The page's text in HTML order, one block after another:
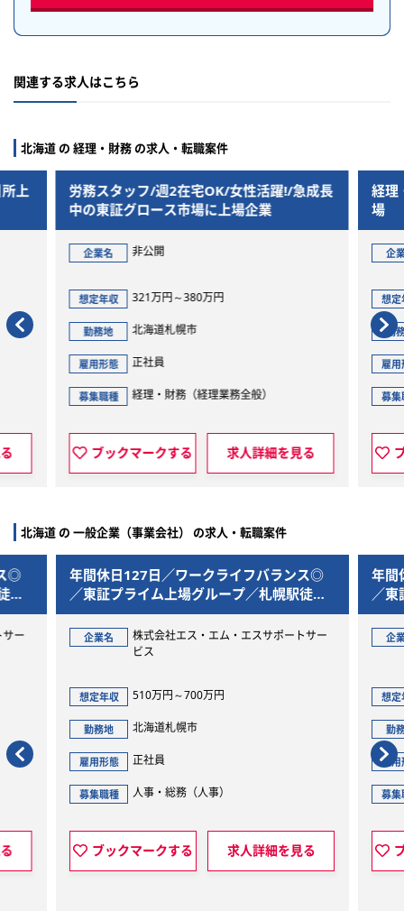
関連する求人はこちら
北海道 の 経理・財務 の求人・転職案件
女性活躍!/急成長
求人詳細を見る
経理・財務リーダー候補/札幌証券取引
場
想定年収 400万円～598万円
勤務地
募集職種 経理・財務（全般）
ブックマークする 求人詳細を見る
北海道 の 一般企業（事業会社） の求人・転職案件
ークライフバランス◎
グループ／札幌駅徒歩1
ス・エム・エスサポートサー
求人詳細を見る
年間休日127日／ワークライフ
／東証プライム上場グループ／
分の好立地
企業名
株式会社エス・エム・エス
想定年収
募集職種
ブックマークする 求人詳